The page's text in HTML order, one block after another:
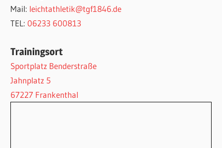
Mail: leichtathletik@tgf1846.de
TEL: 06233 600813
Trainingsort
Sportplatz Benderstraße
Jahnplatz 5
67227 Frankenthal